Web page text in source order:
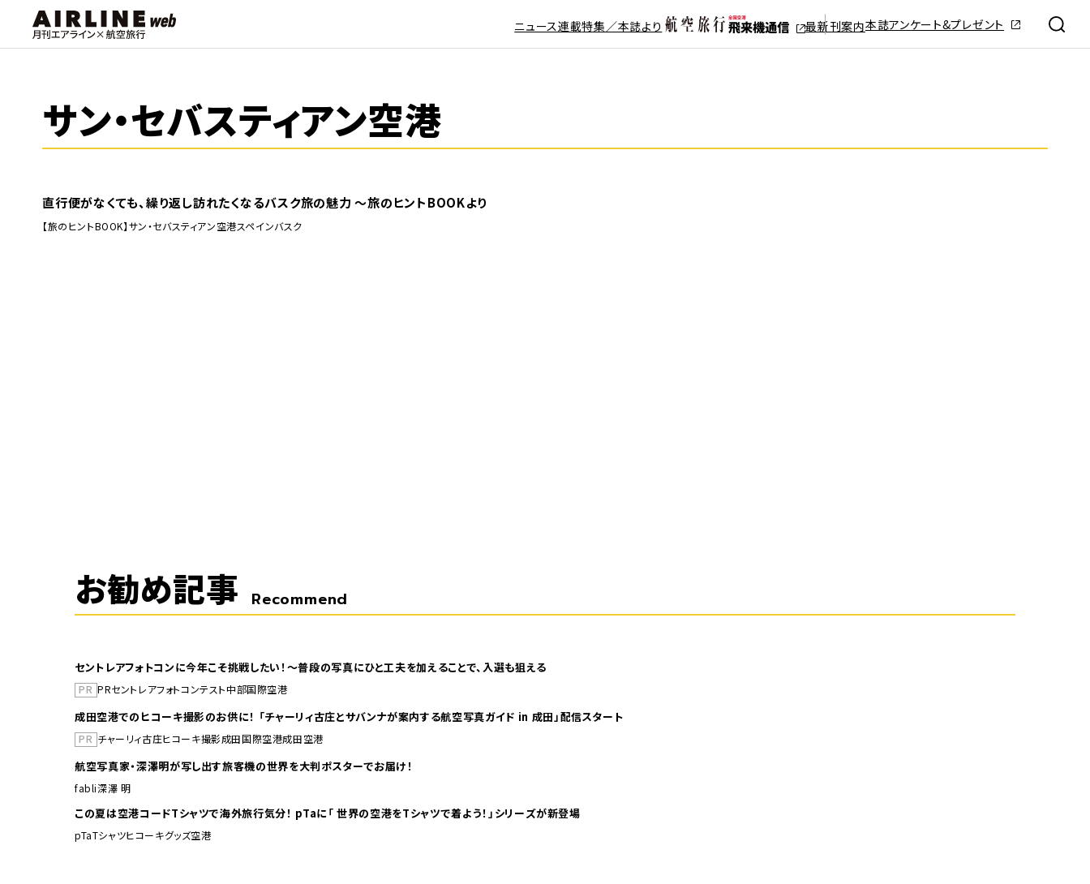
ニュース連載特集／本誌より 最新刊案内本誌アンケート&プレゼント
サン・セバスティアン空港
直行便がなくても、繰り返し訪れたくなるバスク旅の魅力 ～旅のヒントBOOKより
【旅のヒントBOOK】サン・セバスティアン空港スペインバスク
お勧め記事 Recommend
セントレアフォトコンに今年こそ挑戦したい！～普段の写真にひと工夫を加えることで、入選も狙える
PR PRセントレアフォトコンテスト中部国際空港
成田空港でのヒコーキ撮影のお供に！ 「チャーリィ古庄とサバンナが案内する航空写真ガイド in 成田」配信スタート
PR チャーリィ古庄ヒコーキ撮影成田国際空港成田空港
航空写真家・深澤明が写し出す旅客機の世界を大判ポスターでお届け！
fabli深澤 明
この夏は空港コードTシャツで海外旅行気分！ pTaに「 世界の空港をTシャツで着よう！」シリーズが新登場
pTaTシャツヒコーキグッズ空港